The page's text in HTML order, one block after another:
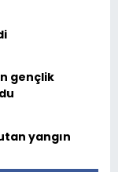
gençlik
yangın